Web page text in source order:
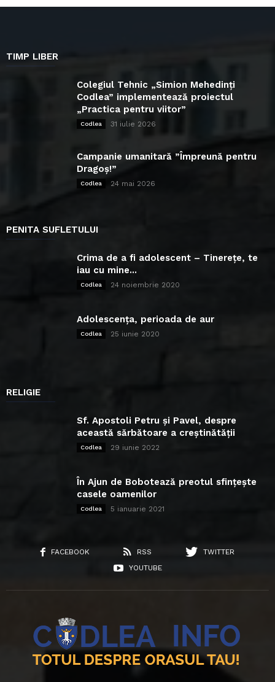
TIMP LIBER
Colegiul Tehnic „Simion Mehedinți
Codlea” implementează proiectul
„Practica pentru viitor”
Codlea 31 iulie 2026
Campanie umanitară ”Împreună pentru
Dragoș!”
Codlea 24 mai 2026
PENITA SUFLETULUI
Crima de a fi adolescent – Tinerețe, te
iau cu mine...
Codlea 24 noiembrie 2020
Adolescența, perioada de aur
Codlea 25 iunie 2020
RELIGIE
Sf. Apostoli Petru și Pavel, despre
această sărbătoare a creștinătății
Codlea 29 iunie 2022
În Ajun de Bobotează preotul sfințește
casele oamenilor
Codlea 5 ianuarie 2021
FACEBOOK RSS
TWITTER
YOUTUBE